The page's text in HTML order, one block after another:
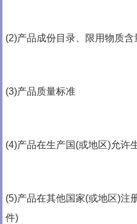
(2)产品成份目录、限用物质含
(3)产品质量标准
(4)产品在生产国(或地区)允许
(5)产品在其他国家(或地区)注
件)